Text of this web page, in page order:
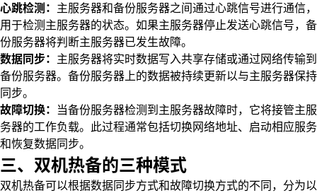
心跳检测： 主服务器和备份服务器之间通过心跳信号进行通信，
用于检测主服务器的状态。如果主服务器停止发送心跳信号，备
份服务器将判断主服务器已发生故障。
数据同步： 主服务器将实时数据写入共享存储或通过网络传输到
备份服务器。备份服务器上的数据被持续更新以与主服务器保持
同步。
故障切换： 当备份服务器检测到主服务器故障时，它将接管主服
务器的工作负载。此过程通常包括切换网络地址、启动相应服务
和恢复数据同步。
三、双机热备的三种模式
双机热备可以根据数据同步方式和故障切换方式的不同，分为以